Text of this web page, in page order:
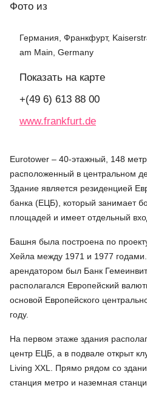
Фото из
Германия, Франкфурт,
am Main, Germany
Показать на карте
+(49 6) 613 88 00
www.frankfurt.de
Eurotower – 40-этажный, 148
расположенный в центральном
Здание является резиденцией
банка (ЕЦБ), который занимает
площадей и имеет отдельный
Башня была построена по
Хейла между 1971 и 1977
арендатором был Банк
располагался Европейский
основой Европейского
году.
На первом этаже здания
центр ЕЦБ, а в подвале открыт
Living XXL. Прямо рядом со
станция метро и наземная